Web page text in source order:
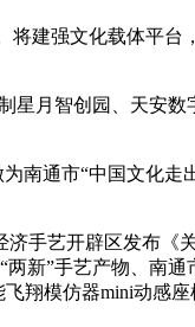
建强文化载体平台
月智创园、天安数
通市“中国文化走
手艺开辟区发布《
新”手艺产物、南
翔模仿器mini动感